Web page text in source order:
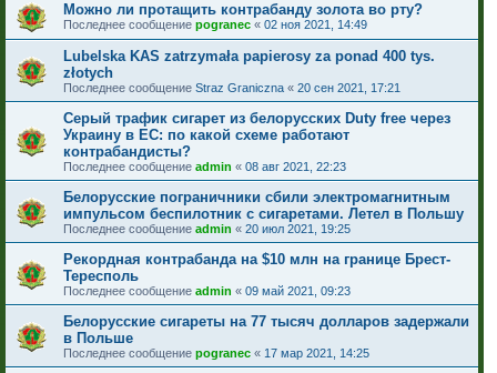
Можно ли протащить контрабанду золота во рту?
Последнее сообщение pogranec « 02 ноя 2021, 14:49
Lubelska KAS zatrzymała papierosy za ponad 400 tys.
złotych
Последнее сообщение Straz Graniczna « 20 сен 2021, 17:21
Серый трафик сигарет из белорусских Duty free через
Украину в ЕС: по какой схеме работают
контрабандисты?
Последнее сообщение admin « 08 авг 2021, 22:23
Белорусские пограничники сбили электромагнитным
импульсом беспилотник с сигаретами. Летел в Польшу
Последнее сообщение admin « 20 июл 2021, 19:25
Рекордная контрабанда на $10 млн на границе Брест-
Тересполь
Последнее сообщение admin « 09 май 2021, 09:23
Белорусские сигареты на 77 тысяч долларов задержали
в Польше
Последнее сообщение pogranec « 17 мар 2021, 14:25